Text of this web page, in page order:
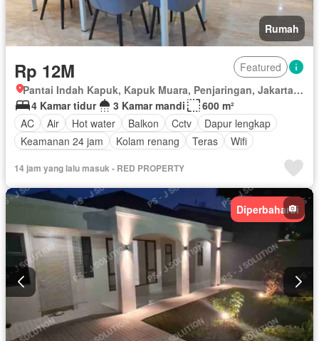
Rumah
Rp 12M
Featured
Pantai Indah Kapuk, Kapuk Muara, Penjaringan, Jakarta Utara, Daerah Khusus Ibukota Jakarta
4 Kamar tidur
3 Kamar mandi
600 m²
AC
Air Hot water Balkon Cctv
Dapur lengkap
Keamanan 24 jam
Kolam renang Teras
Wifi
14 jam yang lalu masuk - RED PROPERTY
Diperbaharui